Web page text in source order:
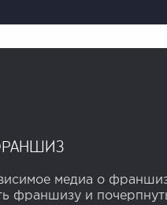
медиа о
франшизу и